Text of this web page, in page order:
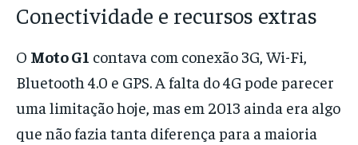
Conectividade e recursos extras
O Moto G1 contava com conexão 3G, Wi-Fi,
Bluetooth 4.0 e GPS. A falta do 4G pode parecer
uma limitação hoje, mas em 2013 ainda era algo
que não fazia tanta diferença para a maioria